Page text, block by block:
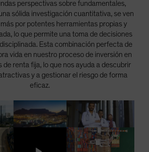
perspectivas sobre fundamentales,
sólida investigación cuantitativa, se ven
por potentes herramientas propias y
lo que permite una toma de decisiones
Esta combinación perfecta de
vida en nuestro proceso de inversión en
de renta fija, lo que nos ayuda a descubrir
y a gestionar el riesgo de forma
eficaz.